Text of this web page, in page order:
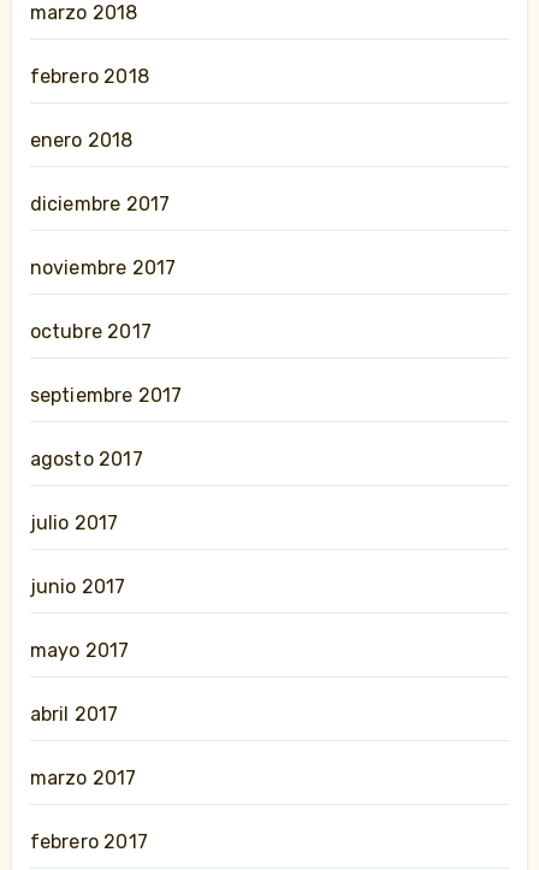
marzo 2018
febrero 2018
enero 2018
diciembre 2017
noviembre 2017
octubre 2017
septiembre 2017
agosto 2017
julio 2017
junio 2017
mayo 2017
abril 2017
marzo 2017
febrero 2017